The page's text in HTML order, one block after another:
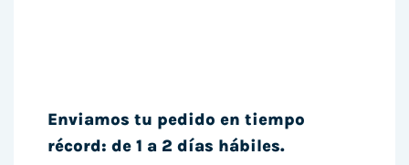
Enviamos tu pedido en tiempo
récord: de 1 a 2 días hábiles.